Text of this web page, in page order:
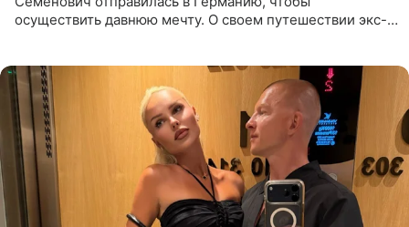
осуществить давнюю мечту. О своем путешествии экс-